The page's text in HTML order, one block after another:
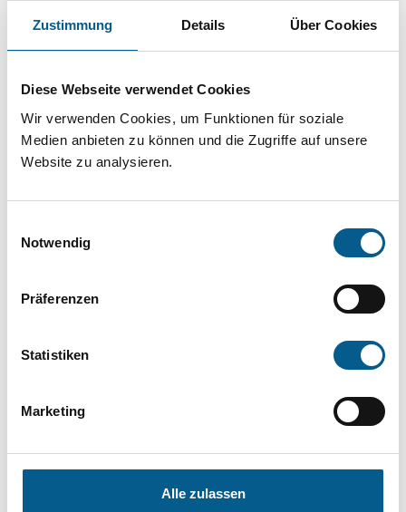
Zustimmung Details Über Cookies
Diese Webseite verwendet Cookies
Wir verwenden Cookies, um Funktionen für soziale
Medien anbieten zu können und die Zugriffe auf unsere
Website zu analysieren.
Notwendig
Präferenzen
Statistiken
Marketing
Alle zulassen
Recherchieren Sie in unserer
Suchbegriffen und Orten. Bei der Suche bitte
die Groß- und Kleinschreibung beachten.
Kategorien verfeinert werden.
Suchen
Aktive Filter:
Bereiche: Stiftungen
Kategorie: Wohlfahrtswesen
Kategorie: Kinder, Jugendliche & Familie